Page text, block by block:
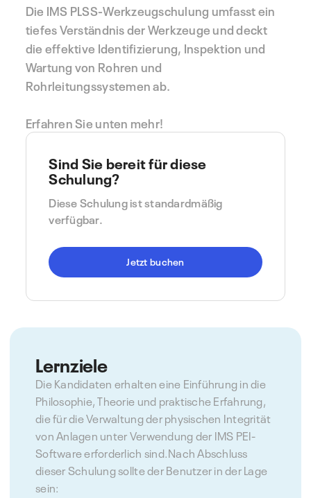
Die IMS PLSS-Werkzeugschulung umfasst ein
tiefes Verständnis der Werkzeuge und deckt
die effektive Identifizierung, Inspektion und
Wartung von Rohren und
Rohrleitungssystemen ab.
Erfahren Sie unten mehr!
Sind Sie bereit für diese
Schulung?
Diese Schulung ist standardmäßig
verfügbar.
Jetzt buchen
Lernziele
Die Kandidaten erhalten eine Einführung in die
Philosophie, Theorie und praktische Erfahrung,
die für die Verwaltung der physischen Integrität
von Anlagen unter Verwendung der IMS PEI-
Software erforderlich sind.Nach Abschluss
dieser Schulung sollte der Benutzer in der Lage
sein: